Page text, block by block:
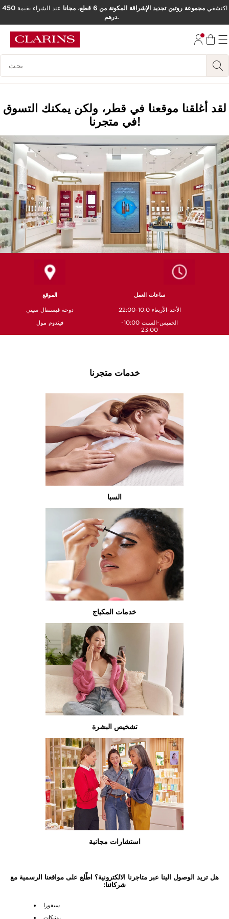
انتقل إلى أسفل الصفحة
اكتشفيمجموعة روتين تجديد الإشراقة المكونة من 6 قطع، مجانا عند الشراء بقيمة450
درهم.
مفتاح البحث
لقد أغلقنا موقعنا في قطر، ولكن يمكنك التسوق
في متجرنا!
الموقع
دوحة فيستفال سيتي
فيندوم مول
ساعات العمل
الأحد-الأربعاء 10:0-22:00
الخميس-السبت 10:00-
23:00
خدمات متجرنا
السبا
خدمات المكياج
تشخيص البشرة
استشارات مجانية
هل تريد الوصول الينا عبر متاجرنا الالكترونية؟ اطّلع على مواقعنا الرسمية مع
شركائنا:
سيفورا
بوتيكات